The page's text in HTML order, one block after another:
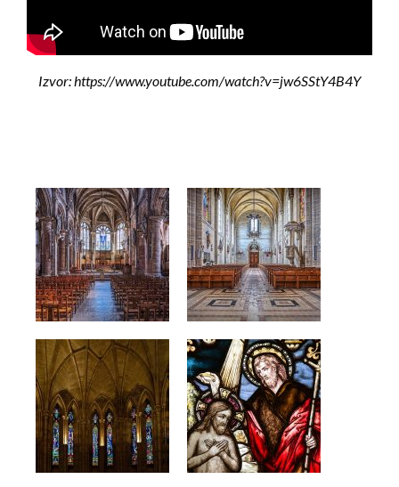
Izvor: https://www.youtube.com/watch?v=jw6SStY4B4Y